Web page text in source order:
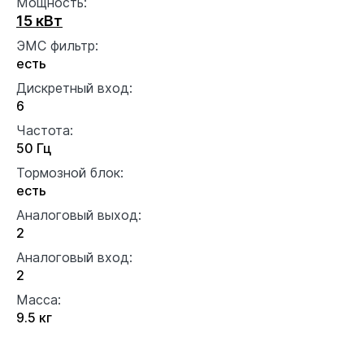
15 кВт
ЭМС фильтр:
есть
Дискретный вход:
6
Частота:
50 Гц
Тормозной блок:
есть
Аналоговый выход:
2
Аналоговый вход:
2
Масса:
9.5 кг